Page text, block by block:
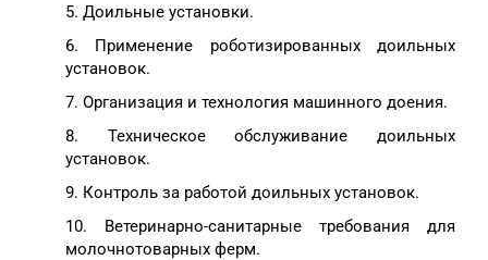
5. Доильные установки.
6. Применение роботизированных доильных
установок.
7. Организация и технология машинного доения.
8. Техническое обслуживание доильных
установок.
9. Контроль за работой доильных установок.
10. Ветеринарно-санитарные требования для
молочнотоварных ферм.